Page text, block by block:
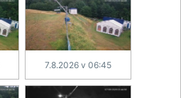
7.8.2026 v 06:45